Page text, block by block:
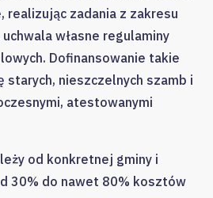
realizując zadania z zakresu
własne regulaminy
Dofinansowanie takie
starych, nieszczelnych szamb i
atestowanymi
od konkretnej gminy i
30% do nawet 80% kosztów